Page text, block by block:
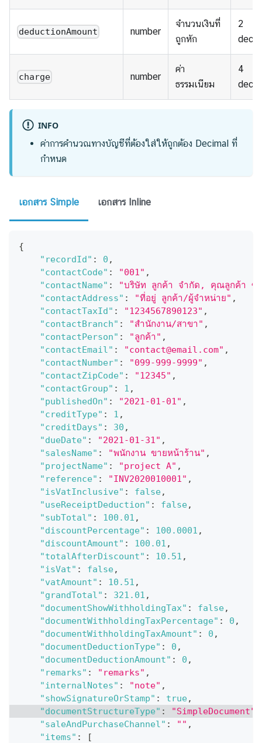
deductionAmount number
จำนวนเงินที่
ถูกหัก
2
charge number
ค่า
ธรรมเนียม
4
INFO
ค่าการคำนวณทางบัญชีที่ต้องใส่ให้ถูกต้อง Decimal ที่
กำหนด
เอกสาร Simple เอกสาร Inline
{
"recordId" : 0 ,
"contactCode" : "001" ,
"contactName" :
"บริษัท ลูกค้า จำกัด, คุณลูกค้า ซื้อ
"contactAddress" : "ที่อยู่ ลูกค้า/ผู้จำหน่าย" ,
"contactTaxId" : "1234567890123" ,
"contactBranch" : "สำนักงาน/สาขา" ,
"contactPerson" : "ลูกค้า" ,
"contactEmail" : "contact@email.com" ,
"contactNumber" : "099-999-9999" ,
"contactZipCode" : "12345" ,
"contactGroup" : 1 ,
"publishedOn" : "2021-01-01" ,
"creditType" : 1 ,
"creditDays" : 30 ,
"dueDate" : "2021-01-31" ,
"salesName" : "พนักงาน ขายหน้าร้าน" ,
"projectName" : "project A" ,
"reference" : "INV2020010001" ,
"isVatInclusive" : false,
"useReceiptDeduction" : false,
"subTotal" : 100.01 ,
"discountPercentage" : 100.0001 ,
"discountAmount" : 100.01 ,
"totalAfterDiscount" : 10.51 ,
"isVat" : false,
"vatAmount" : 10.51 ,
"grandTotal" : 321.01 ,
"documentShowWithholdingTax" : false,
"documentWithholdingTaxPercentage" : 0 ,
"documentWithholdingTaxAmount" : 0 ,
"documentDeductionType" : 0 ,
"documentDeductionAmount" : 0 ,
"remarks" : "remarks" ,
"internalNotes" : "note" ,
"showSignatureOrStamp" : true,
"documentStructureType" : "SimpleDocument"
"saleAndPurchaseChannel" : "" ,
"items" :
[